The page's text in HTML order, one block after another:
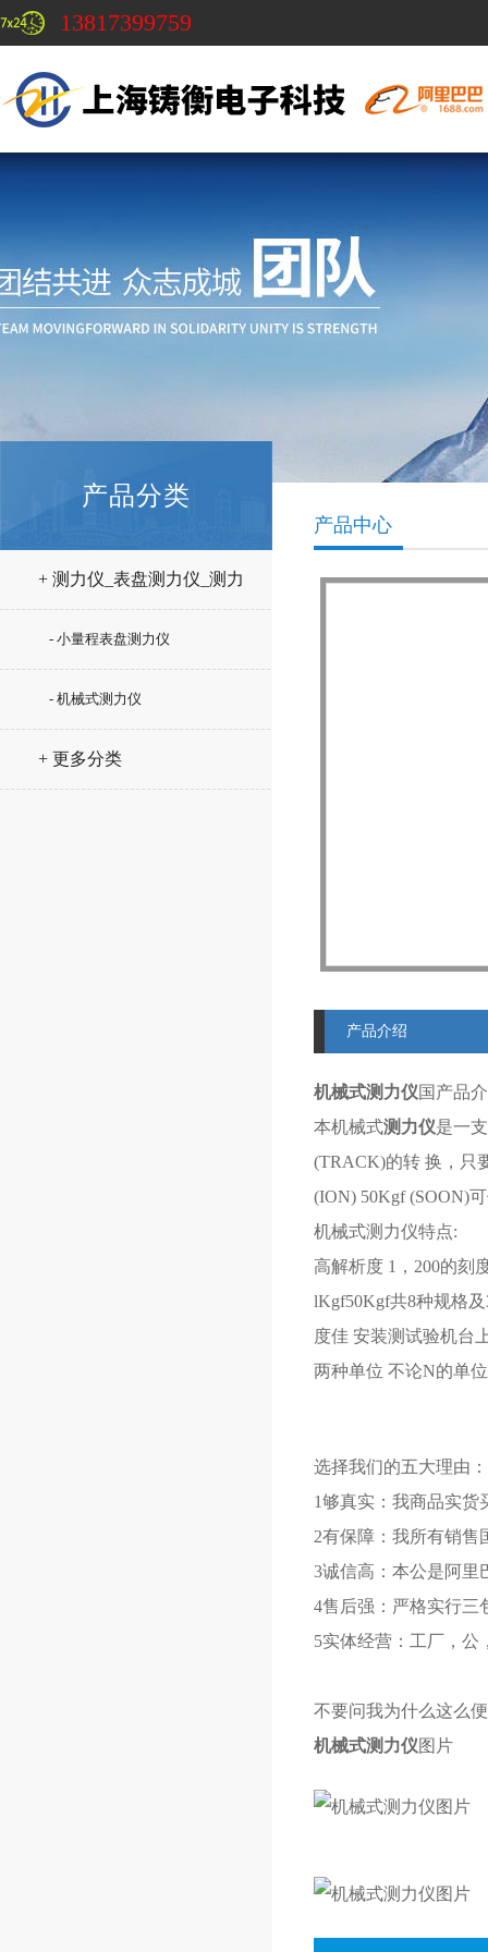
13817399759
产品分类
+ 测力仪_表盘测力仪_测力
- 小量程表盘测力仪
- 机械式测力仪
+ 更多分类
产品中心
产品介绍
机械式测力仪国产品
本机械式测力仪是一
(TRACK)的转 换，只
(ION) 50Kgf (SOON)
机械式测力仪特点:
高解析度 1，200的刻
lKgf50Kgf共8种规格
度佳 安装测试验机台
两种单位 不论N的单
选择我们的五大理由
1够真实：我商品实
2有保障：我所有销
3诚信高：本公是阿
4售后强：严格实行三
5实体经营：工厂，公
不要问我为什么这么
机械式测力仪图片